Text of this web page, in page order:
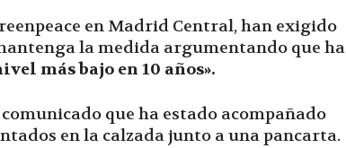
|
en Madrid Central, han exigido
la medida argumentando que ha
más bajo en 10 años».
que ha estado acompañado
en la calzada junto a una pancarta.